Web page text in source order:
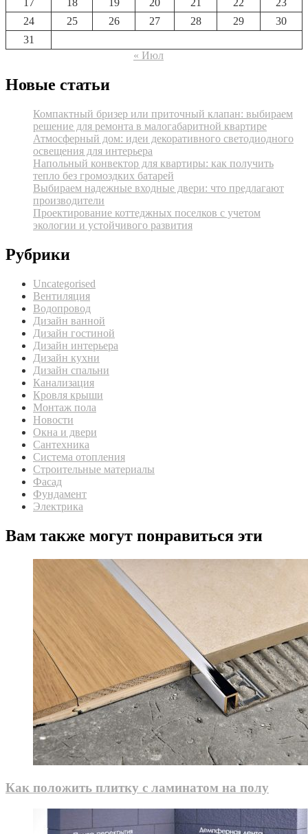
17
18 19 20 21 22
23
24
25 26 27 28 29
30
31
« Июл
Новые статьи
Компактный бризер или приточный клапан: выбираем
решение для ремонта в малогабаритной квартире
Атмосферный дом: идеи декоративного светодиодного
освещения для интерьера
Напольный конвектор для квартиры: как получить
тепло без громоздких батарей
Выбираем надежные входные двери: что предлагают
производители
Проектирование коттеджных поселков с учетом
экологии и устойчивого развития
Рубрики
Uncategorised
Вентиляция
Водопровод
Дизайн ванной
Дизайн гостиной
Дизайн интерьера
Дизайн кухни
Дизайн спальни
Канализация
Кровля крыши
Монтаж пола
Новости
Окна и двери
Сантехника
Система отопления
Строительные материалы
Фасад
Фундамент
Электрика
Вам также могут понравиться эти
Как положить плитку с ламинатом на полу